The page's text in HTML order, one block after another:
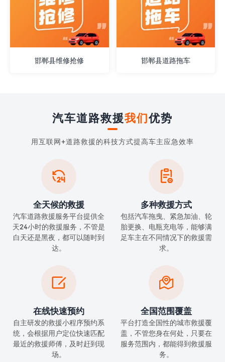
邯郸县维修抢修 邯郸县道路拖车
汽车道路救援我们优势
用互联网+道路救援的科技方式提高车主应急效率

全天候的救援
汽车道路救援服务平台提供全
天24小时的救援服务，不管是
白天还是黑夜，都可以随时到
达。

多种救援方式
包括汽车拖曳、紧急加油、轮
胎更换、电瓶充电等，能够满
足车主在不同情况下的救援需
求。

在线快速预约
自主研发的救援小程序预约系
统，会根据用户定位快速匹配
最近的救援师傅，及时赶到现
场。

全国范围覆盖
平台打造全国性的城市救援覆
盖，不管您身在何处，只要在
服务范围内，都能得到救援服
务。